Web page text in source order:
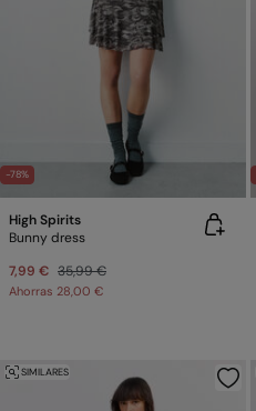
-78%
High Spirits
Bunny dress
7,99 € 35,99 €
Ahorras 28,00 €
SIMILARES